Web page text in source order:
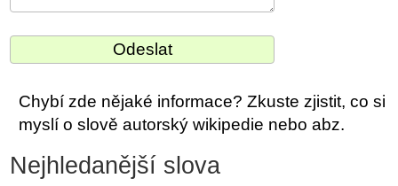
Chybí zde nějaké informace? Zkuste zjistit, co si
myslí o slově autorský wikipedie nebo abz.
Nejhledanější slova